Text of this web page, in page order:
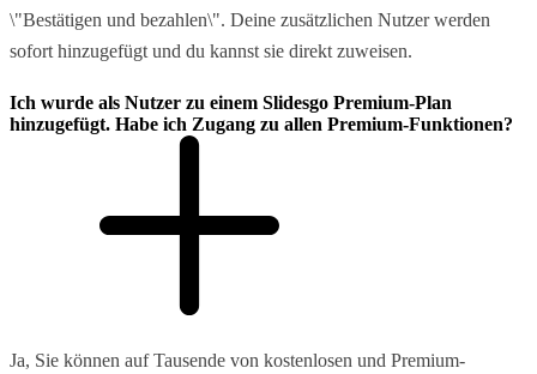
\"Bestätigen und bezahlen\". Deine zusätzlichen Nutzer werden
sofort hinzugefügt und du kannst sie direkt zuweisen.
Ich wurde als Nutzer zu einem Slidesgo Premium-Plan
hinzugefügt. Habe ich Zugang zu allen Premium-Funktionen?
Ja, Sie können auf Tausende von kostenlosen und Premium-